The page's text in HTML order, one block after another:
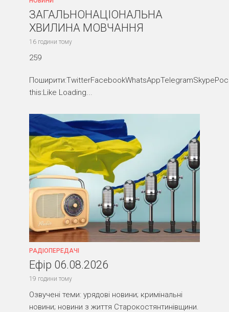
ЗАГАЛЬНОНАЦІОНАЛЬНА
ХВИЛИНА МОВЧАННЯ
16 години тому
259
this:Like Loading...
РАДІОПЕРЕДАЧІ
Ефір 06.08.2026
19 години тому
Озвучені теми: урядові новини; кримінальні
новини; новини з життя Старокостянтинівщини.